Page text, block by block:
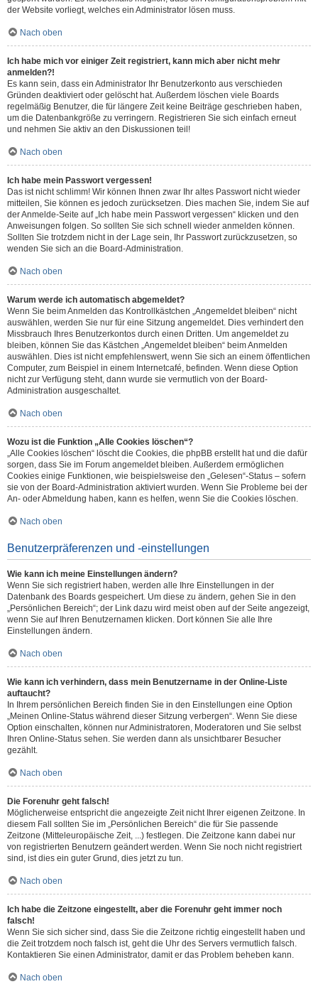
der Website vorliegt, welches ein Administrator lösen muss.
Nach oben
Ich habe mich vor einiger Zeit registriert, kann mich aber nicht mehr
anmelden?!
Es kann sein, dass ein Administrator Ihr Benutzerkonto aus verschieden
Gründen deaktiviert oder gelöscht hat. Außerdem löschen viele Boards
regelmäßig Benutzer, die für längere Zeit keine Beiträge geschrieben haben,
um die Datenbankgröße zu verringern. Registrieren Sie sich einfach erneut
und nehmen Sie aktiv an den Diskussionen teil!
Nach oben
Ich habe mein Passwort vergessen!
Das ist nicht schlimm! Wir können Ihnen zwar Ihr altes Passwort nicht wieder
mitteilen, Sie können es jedoch zurücksetzen. Dies machen Sie, indem Sie auf
der Anmelde-Seite auf „Ich habe mein Passwort vergessen“ klicken und den
Anweisungen folgen. So sollten Sie sich schnell wieder anmelden können.
Sollten Sie trotzdem nicht in der Lage sein, Ihr Passwort zurückzusetzen, so
wenden Sie sich an die Board-Administration.
Nach oben
Warum werde ich automatisch abgemeldet?
Wenn Sie beim Anmelden das Kontrollkästchen „Angemeldet bleiben“ nicht
auswählen, werden Sie nur für eine Sitzung angemeldet. Dies verhindert den
Missbrauch Ihres Benutzerkontos durch einen Dritten. Um angemeldet zu
bleiben, können Sie das Kästchen „Angemeldet bleiben“ beim Anmelden
auswählen. Dies ist nicht empfehlenswert, wenn Sie sich an einem öffentlichen
Computer, zum Beispiel in einem Internetcafé, befinden. Wenn diese Option
nicht zur Verfügung steht, dann wurde sie vermutlich von der Board-
Administration ausgeschaltet.
Nach oben
Wozu ist die Funktion „Alle Cookies löschen“?
„Alle Cookies löschen“ löscht die Cookies, die phpBB erstellt hat und die dafür
sorgen, dass Sie im Forum angemeldet bleiben. Außerdem ermöglichen
Cookies einige Funktionen, wie beispielsweise den „Gelesen“-Status – sofern
sie von der Board-Administration aktiviert wurden. Wenn Sie Probleme bei der
An- oder Abmeldung haben, kann es helfen, wenn Sie die Cookies löschen.
Nach oben
Benutzerpräferenzen und -einstellungen
Wie kann ich meine Einstellungen ändern?
Wenn Sie sich registriert haben, werden alle Ihre Einstellungen in der
Datenbank des Boards gespeichert. Um diese zu ändern, gehen Sie in den
„Persönlichen Bereich“; der Link dazu wird meist oben auf der Seite angezeigt,
wenn Sie auf Ihren Benutzernamen klicken. Dort können Sie alle Ihre
Einstellungen ändern.
Nach oben
Wie kann ich verhindern, dass mein Benutzername in der Online-Liste
auftaucht?
In Ihrem persönlichen Bereich finden Sie in den Einstellungen eine Option
„Meinen Online-Status während dieser Sitzung verbergen“. Wenn Sie diese
Option einschalten, können nur Administratoren, Moderatoren und Sie selbst
Ihren Online-Status sehen. Sie werden dann als unsichtbarer Besucher
gezählt.
Nach oben
Die Forenuhr geht falsch!
Möglicherweise entspricht die angezeigte Zeit nicht Ihrer eigenen Zeitzone. In
diesem Fall sollten Sie im „Persönlichen Bereich“ die für Sie passende
Zeitzone (Mitteleuropäische Zeit, ...) festlegen. Die Zeitzone kann dabei nur
von registrierten Benutzern geändert werden. Wenn Sie noch nicht registriert
sind, ist dies ein guter Grund, dies jetzt zu tun.
Nach oben
Ich habe die Zeitzone eingestellt, aber die Forenuhr geht immer noch
falsch!
Wenn Sie sich sicher sind, dass Sie die Zeitzone richtig eingestellt haben und
die Zeit trotzdem noch falsch ist, geht die Uhr des Servers vermutlich falsch.
Kontaktieren Sie einen Administrator, damit er das Problem beheben kann.
Nach oben